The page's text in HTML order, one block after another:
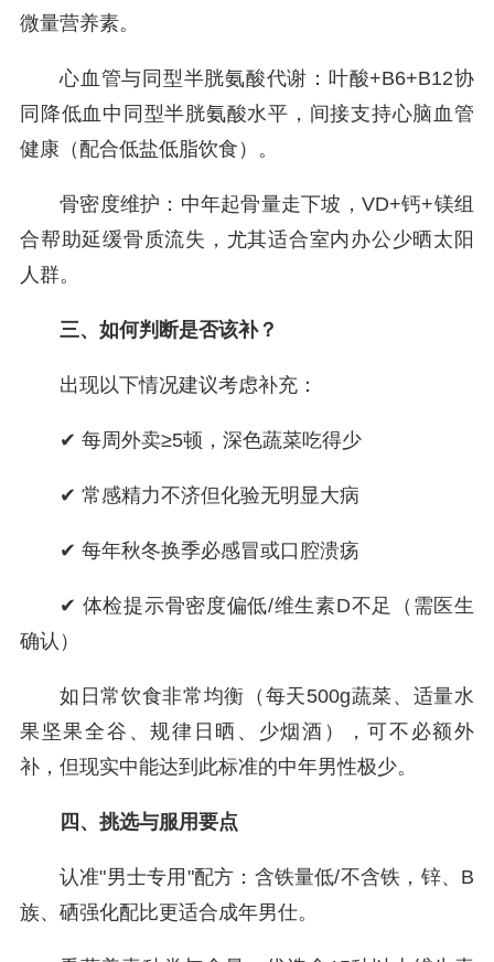
微量营养素。
心血管与同型半胱氨酸代谢：叶酸+B6+B12协
同降低血中同型半胱氨酸水平，间接支持心脑血管
健康（配合低盐低脂饮食）。
骨密度维护：中年起骨量走下坡，VD+钙+镁组
合帮助延缓骨质流失，尤其适合室内办公少晒太阳
人群。
三、如何判断是否该补？
出现以下情况建议考虑补充：
✔ 每周外卖≥5顿，深色蔬菜吃得少
✔ 常感精力不济但化验无明显大病
✔ 每年秋冬换季必感冒或口腔溃疡
✔ 体检提示骨密度偏低/维生素D不足（需医生
确认）
如日常饮食非常均衡（每天500g蔬菜、适量水
果坚果全谷、规律日晒、少烟酒），可不必额外
补，但现实中能达到此标准的中年男性极少。
四、挑选与服用要点
认准"男士专用"配方：含铁量低/不含铁，锌、B
族、硒强化配比更适合成年男仕。